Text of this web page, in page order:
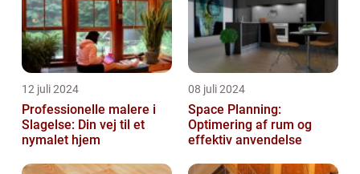
12 juli 2024
Professionelle malere i
Slagelse: Din vej til et
nymalet hjem
08 juli 2024
Space Planning:
Optimering af rum og
effektiv anvendelse